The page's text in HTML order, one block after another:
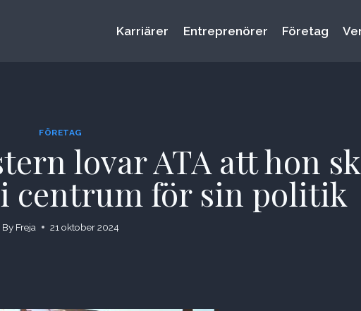
Karriärer Entreprenörer Företag
FÖRETAG
lovar ATA att hon
centrum för sin politik
By Freja 21 oktober 2024